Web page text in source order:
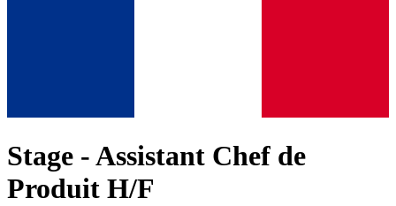
Stage - Assistant Chef de
Produit H/F